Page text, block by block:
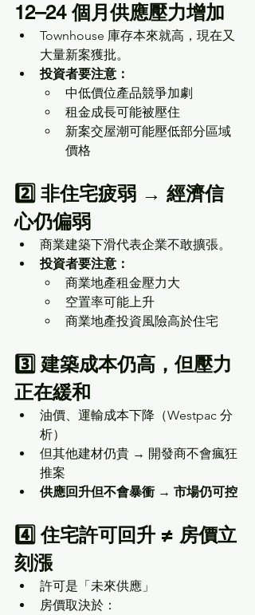
12–24 個月供應壓力增加
Townhouse 庫存本來就高，現在又
大量新案獲批。
投資者要注意：
中低價位產品競爭加劇
租金成長可能被壓住
新案交屋潮可能壓低部分區域
價格
2️⃣ 非住宅疲弱 → 經濟信
心仍偏弱
商業建築下滑代表企業不敢擴張。
投資者要注意：
商業地產租金壓力大
空置率可能上升
商業地產投資風險高於住宅
3️⃣ 建築成本仍高，但壓力
正在緩和
油價、運輸成本下降（Westpac 分
析）
但其他建材仍貴 → 開發商不會瘋狂
推案
供應回升但不會暴衝 → 市場仍可控
4️⃣ 住宅許可回升 ≠ 房價立
刻漲
許可是「未來供應」
房價取決於：